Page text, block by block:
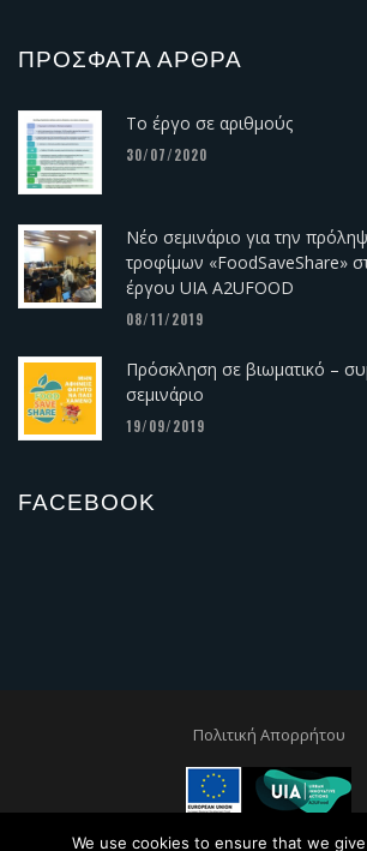
ΠΡΌΣΦΑΤΑ ΆΡΘΡΑ
Το έργο σε αριθμούς
30/07/2020
Νέο σεμινάριο για την
τροφίμων «FoodSaveShare»
έργου UIA A2UFOOD
08/11/2019
Πρόσκληση σε βιωματικό –
σεμινάριο
19/09/2019
FACEBOOK
Πολιτική Απορρήτου
This project is co-financed by the European
We use cookies to ensure that we